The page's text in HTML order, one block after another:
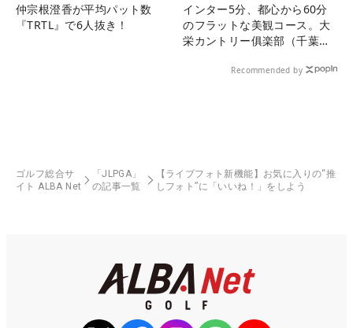
仲宗根澄香が平均パット数
『TRTL』で6人抜き！
インター5分、都心から60分
のフラットな美観コース。大
栄カントリー俱楽部（千葉
Recommended by
ゴルフ総合サ
イト ALBA Net
「JLPGA」
の記事一覧
【ライブフォト新機能】お気に入りの“推
しフォト”に「いいね！」をしよう